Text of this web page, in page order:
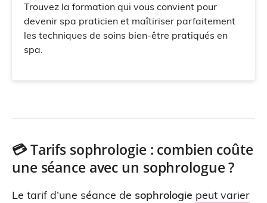
Trouvez la formation qui vous convient pour
devenir spa praticien et maîtiriser parfaitement
les techniques de soins bien-être pratiqués en
spa.
💳 Tarifs sophrologie : combien coûte
une séance avec un sophrologue ?
Le tarif d’une séance de sophrologie peut varier